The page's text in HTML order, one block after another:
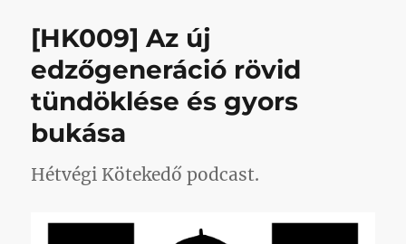
[HK009] Az új
edzőgeneráció rövid
tündöklése és gyors
bukása
Hétvégi Kötekedő podcast.